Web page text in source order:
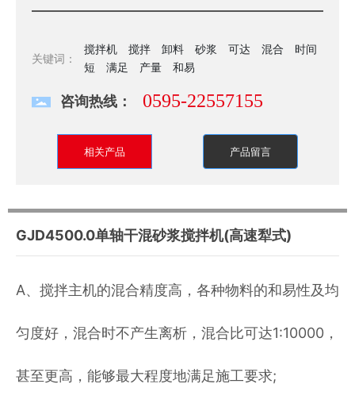
关键词：
搅拌机 搅拌 卸料 砂浆 可达 混合
时间
短
满足 产量 和易
咨询热线： 0595-22557155
相关产品 产品留言
GJD4500.0单轴干混砂浆搅拌机(高速犁式)
A、搅拌主机的混合精度高，各种物料的和易性及均
匀度好，混合时不产生离析，混合比可达1:10000，
甚至更高，能够最大程度地满足施工要求;